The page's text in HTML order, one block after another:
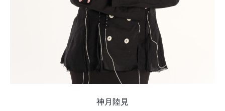
神月陸見